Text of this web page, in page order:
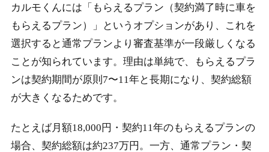
カルモくんには「もらえるプラン（契約満了時に車を
もらえるプラン）」というオプションがあり、これを
選択すると通常プランより審査基準が一段厳しくなる
ことが知られています。理由は単純で、もらえるプラ
ンは契約期間が原則7〜11年と長期になり、契約総額
が大きくなるためです。
たとえば月額18,000円・契約11年のもらえるプランの
場合、契約総額は約237万円。一方、通常プラン・契